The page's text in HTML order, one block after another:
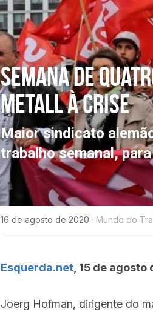
Semana de
Metall à crise
Maior sindicato
trabalho semanal,
16 de agosto de 2020 · Mundo do
Esquerda.net , 15 de
Joerg Hofman, dirigente do